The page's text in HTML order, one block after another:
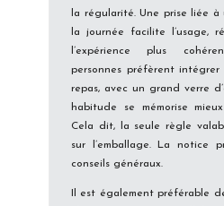
la régularité. Une prise liée
la journée facilite l’usage,
l’expérience plus
personnes préfèrent
repas, avec un grand verre
habitude se mémorise
Cela dit, la seule règle
sur l’emballage. La notice
conseils généraux.
Il est également préférable